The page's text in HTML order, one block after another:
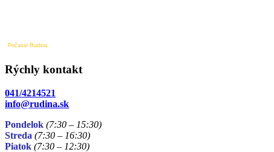
Počasie Rudina
Rýchly kontakt
041/4214521
info@rudina.sk
Pondelok (7:30 – 15:30)
Streda (7:30 – 16:30)
Piatok (7:30 – 12:30)